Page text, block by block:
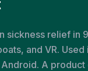
sickness relief in
and VR.
A product